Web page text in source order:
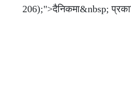
206);">दैनिकमा&nbsp;